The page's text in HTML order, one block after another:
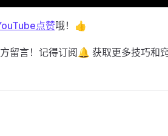
点赞哦！👍
言！记得订阅🔔 获取更多技巧和